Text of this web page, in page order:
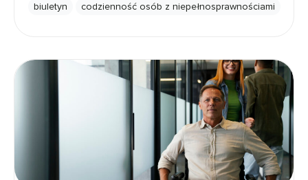
biuletyn codzienność osób z niepełnosprawnościami